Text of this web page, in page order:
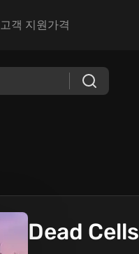
고객 지원가격
Dead Cells